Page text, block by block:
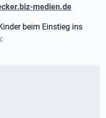
medien.de
beim Einstieg ins